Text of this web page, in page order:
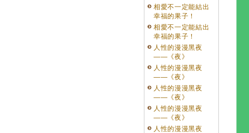
相愛不一定能結出
幸福的果子！
相愛不一定能結出
幸福的果子！
人性的漫漫黑夜
——《夜》
人性的漫漫黑夜
——《夜》
人性的漫漫黑夜
——《夜》
人性的漫漫黑夜
——《夜》
人性的漫漫黑夜